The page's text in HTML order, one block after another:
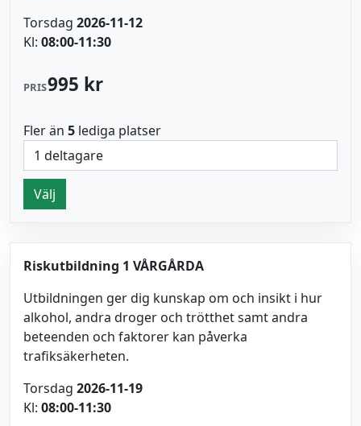
Torsdag 2026-11-12
Kl: 08:00-11:30
PRIS995 kr
Fler än 5 lediga platser
Välj
Riskutbildning 1 VÅRGÅRDA
Utbildningen ger dig kunskap om och insikt i hur
alkohol, andra droger och trötthet samt andra
beteenden och faktorer kan påverka
trafiksäkerheten.
Torsdag 2026-11-19
Kl: 08:00-11:30